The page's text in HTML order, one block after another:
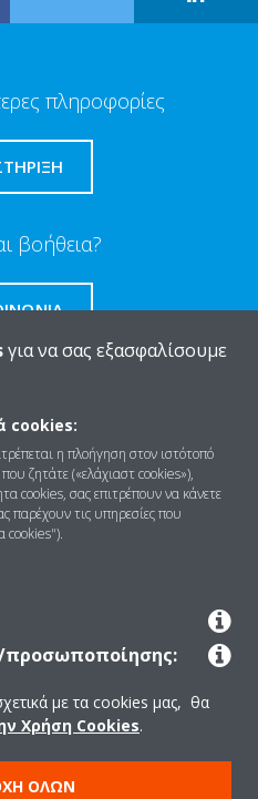
πληροφορίες
βοήθεια?
© Daikin
για να σας εξασφαλίσουμε
cookies:
η πλοήγηση στον ιστότοπό
ζητάτε («ελάχιαστ cookies»),
cookies, σας επιτρέπουν να κάνετε
παρέχουν τις υπηρεσίες που
cookies").
προσωποποίησης:
με τα cookies μας, θα
Χρήση Cookies.
ΌΛΩΝ